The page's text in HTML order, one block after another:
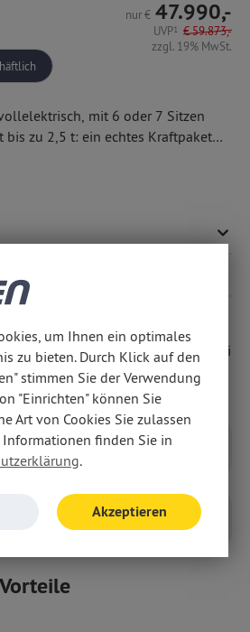
nur€ 47.990,-
UVP1 €59.873,-
zzgl. 19% MwSt.
mit 6 oder 7 Sitzen
bis zu 2,5 t: ein echtes Kraftpaket
vielen On-Demand-Features
durch 800-Volt-Technologie,
zwei 12,3''-Screens,
und Assistenzsystemen und
wir den Abschluss eines
Angebot ausschließlich vor Ort bei
in unseren Geschäftsräumen
Inzahlungnahme
um Ihnen ein optimales
zu bieten. Durch Klick auf den
stimmen Sie der Verwendung
"Einrichten" können Sie
Art von Cookies Sie zulassen
Informationen finden Sie in
.
Akzeptieren